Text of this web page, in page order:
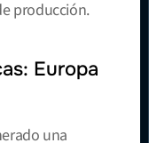
producción.
Europa
una